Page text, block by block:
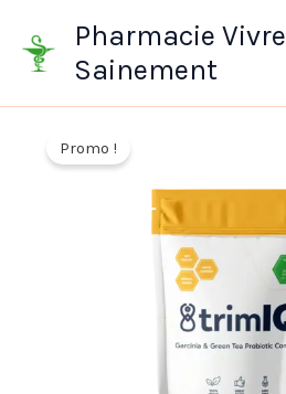
contenu
Pharmacie Vivre
Sainement
Promo !